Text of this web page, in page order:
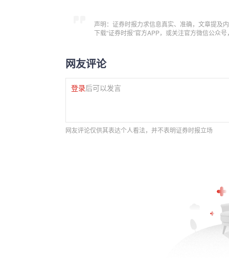
声明：证券时报力求信息真实、准确，文章提及
下载“证券时报”官方APP，或关注官方微信公众
网友评论
登录后可以发言
网友评论仅供其表达个人看法，并不表明证券时报立场